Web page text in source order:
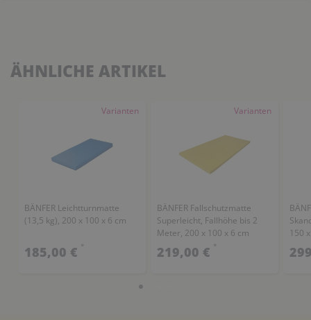
ÄHNLICHE ARTIKEL
Varianten
BÄNFER Leichtturnmatte
(13,5 kg), 200 x 100 x 6 cm
185,00 € *
Varianten
BÄNFER Fallschutzmatte
Superleicht, Fallhöhe bis 2
Meter, 200 x 100 x 6 cm
219,00 € *
150